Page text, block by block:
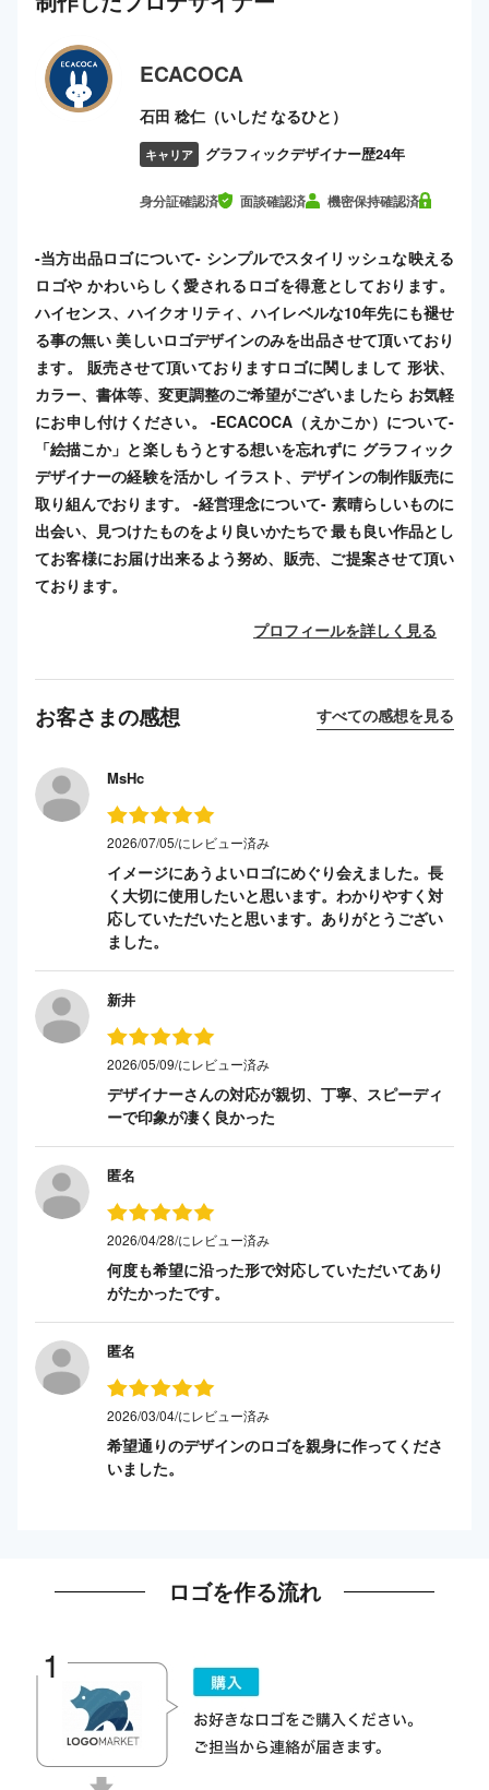
ECACOCA
石田 稔仁（いしだ なるひと）
キャリア グラフィックデザイナー歴24年
身分証確認済 面談確認済 機密保持確認済
-当方出品ロゴについて- シンプルでスタイリッシュな映える
ロゴや かわいらしく愛されるロゴを得意としております。
ハイセンス、ハイクオリティ、ハイレベルな10年先にも褪せ
る事の無い 美しいロゴデザインのみを出品させて頂いており
ます。 販売させて頂いておりますロゴに関しまして 形状、
カラー、書体等、変更調整のご希望がございましたら お気軽
にお申し付けください。 -ECACOCA（えかこか）について-
「絵描こか」と楽しもうとする想いを忘れずに グラフィック
デザイナーの経験を活かし イラスト、デザインの制作販売に
取り組んでおります。 -経営理念について- 素晴らしいものに
出会い、見つけたものをより良いかたちで 最も良い作品とし
てお客様にお届け出来るよう努め、販売、ご提案させて頂い
ております。
プロフィールを詳しく見る
お客さまの感想 すべての感想を見る
MsHc
2026/07/05/にレビュー済み
イメージにあうよいロゴにめぐり会えました。長
く大切に使用したいと思います。わかりやすく対
応していただいたと思います。ありがとうござい
ました。
新井
2026/05/09/にレビュー済み
デザイナーさんの対応が親切、丁寧、スピーディ
ーで印象が凄く良かった
匿名
2026/04/28/にレビュー済み
何度も希望に沿った形で対応していただいてあり
がたかったです。
匿名
2026/03/04/にレビュー済み
希望通りのデザインのロゴを親身に作ってくださ
いました。
ロゴを作る流れ